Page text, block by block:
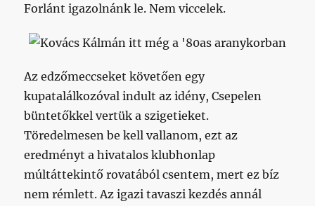
Forlánt igazolnánk le. Nem viccelek.
Az edzőmeccseket követően egy
kupatalálkozóval indult az idény, Csepelen
büntetőkkel vertük a szigetieket.
Töredelmesen be kell vallanom, ezt az
eredményt a hivatalos klubhonlap
múltáttekintő rovatából csentem, mert ez bíz
nem rémlett. Az igazi tavaszi kezdés annál